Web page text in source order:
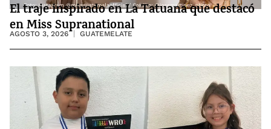
El traje inspirado en La Tatuana que destacó
en Miss Supranational
AGOSTO 3, 2026 GUATEMELATE